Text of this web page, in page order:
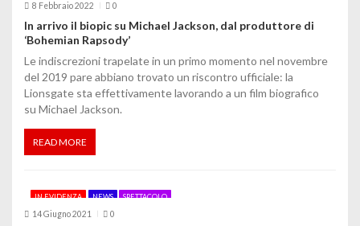
8 Febbraio 2022 0
In arrivo il biopic su Michael Jackson, dal produttore di
‘Bohemian Rapsody’
Le indiscrezioni trapelate in un primo momento nel novembre
del 2019 pare abbiano trovato un riscontro ufficiale: la
Lionsgate sta effettivamente lavorando a un film biografico
su Michael Jackson.
READ MORE
IN EVIDENZA NEWS SPETTACOLO
14 Giugno 2021 0